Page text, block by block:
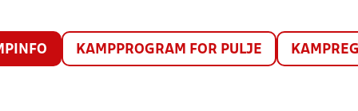
KAMPPROGRAM FOR PULJE